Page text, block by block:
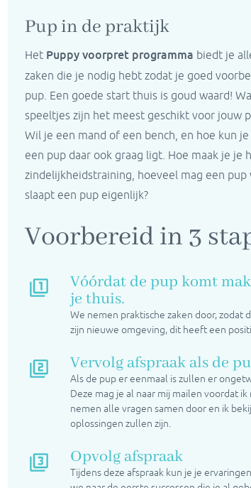
Pup in de praktijk
Het Puppy voorpret programma biedt je
zaken die je nodig hebt zodat je goed
pup. Een goede start thuis is goud waard!
speeltjes zijn het meest geschikt voor jouw
Wil je een mand of een bench, en hoe kun
een pup daar ook graag ligt. Hoe maak je je
zindelijkheidstraining, hoeveel mag een pup
slaapt een pup eigenlijk?
Voorbereid in 3
Vóórdat de pup komt
je thuis.
We nemen praktische zaken door,
zijn nieuwe omgeving, dit heeft een
Vervolg afspraak als de
Als de pup er eenmaal is zullen er
Deze mag je al naar mij mailen voordat
nemen alle vragen samen door en ik
oplossingen zullen zijn.
Opvolg afspraak
Tijdens deze afspraak kun je je